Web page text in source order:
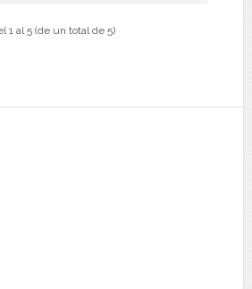
1 al 5 (de un total de 5)